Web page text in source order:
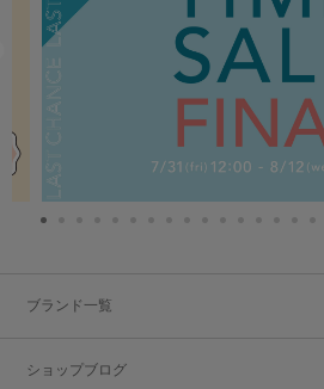
ブランド一覧
ショップブログ